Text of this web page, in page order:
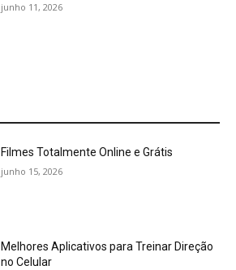
junho 11, 2026
Filmes Totalmente Online e Grátis
junho 15, 2026
Melhores Aplicativos para Treinar Direção
no Celular